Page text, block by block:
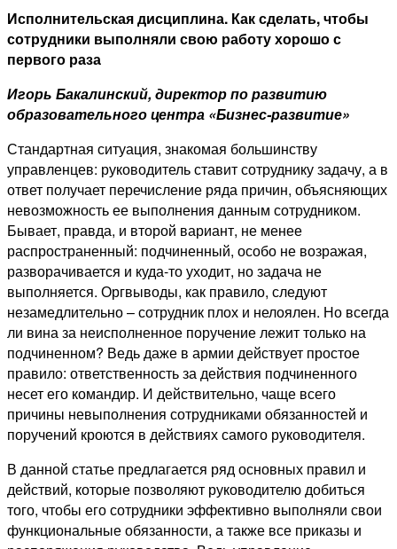
Исполнительская дисциплина. Как сделать, чтобы
сотрудники выполняли свою работу хорошо с
первого раза
Игорь Бакалинский, директор по развитию
образовательного центра «Бизнес-развитие»
Стандартная ситуация, знакомая большинству
управленцев: руководитель ставит сотруднику задачу, а в
ответ получает перечисление ряда причин, объясняющих
невозможность ее выполнения данным сотрудником.
Бывает, правда, и второй вариант, не менее
распространенный: подчиненный, особо не возражая,
разворачивается и куда-то уходит, но задача не
выполняется. Оргвыводы, как правило, следуют
незамедлительно – сотрудник плох и нелоялен. Но всегда
ли вина за неисполненное поручение лежит только на
подчиненном? Ведь даже в армии действует простое
правило: ответственность за действия подчиненного
несет его командир. И действительно, чаще всего
причины невыполнения сотрудниками обязанностей и
поручений кроются в действиях самого руководителя.
В данной статье предлагается ряд основных правил и
действий, которые позволяют руководителю добиться
того, чтобы его сотрудники эффективно выполняли свои
функциональные обязанности, а также все приказы и